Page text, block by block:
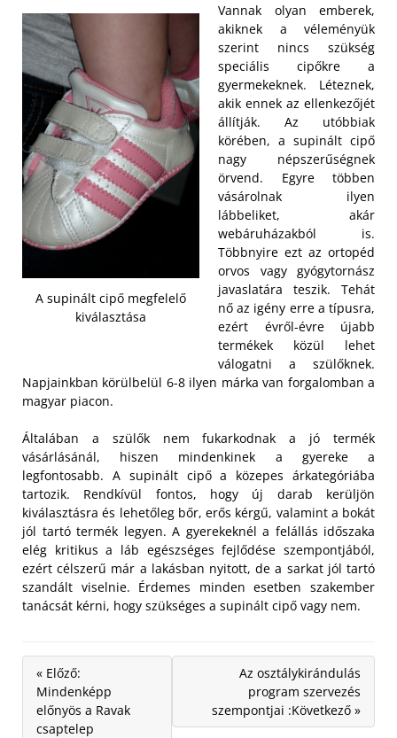
A supinált cipő megfelelő
kiválasztása
Vannak olyan emberek,
akiknek a véleményük
szerint nincs szükség
speciális cipőkre a
gyermekeknek. Léteznek,
akik ennek az ellenkezőjét
állítják. Az utóbbiak
körében, a supinált cipő
nagy népszerűségnek
örvend. Egyre többen
vásárolnak ilyen
lábbeliket, akár
webáruházakból is.
Többnyire ezt az ortopéd
orvos vagy gyógytornász
javaslatára teszik. Tehát
nő az igény erre a típusra,
ezért évről-évre újabb
termékek közül lehet
válogatni a szülőknek.
Napjainkban körülbelül 6-8 ilyen márka van forgalomban a
magyar piacon.
Általában a szülők nem fukarkodnak a jó termék
vásárlásánál, hiszen mindenkinek a gyereke a
legfontosabb. A supinált cipő a közepes árkategóriába
tartozik. Rendkívül fontos, hogy új darab kerüljön
kiválasztásra és lehetőleg bőr, erős kérgű, valamint a bokát
jól tartó termék legyen. A gyerekeknél a felállás időszaka
elég kritikus a láb egészséges fejlődése szempontjából,
ezért célszerű már a lakásban nyitott, de a sarkat jól tartó
szandált viselnie. Érdemes minden esetben szakember
tanácsát kérni, hogy szükséges a supinált cipő vagy nem.
« Előző:
Mindenképp
előnyös a Ravak
csaptelep
Az osztálykirándulás
program szervezés
szempontjai :Következő »